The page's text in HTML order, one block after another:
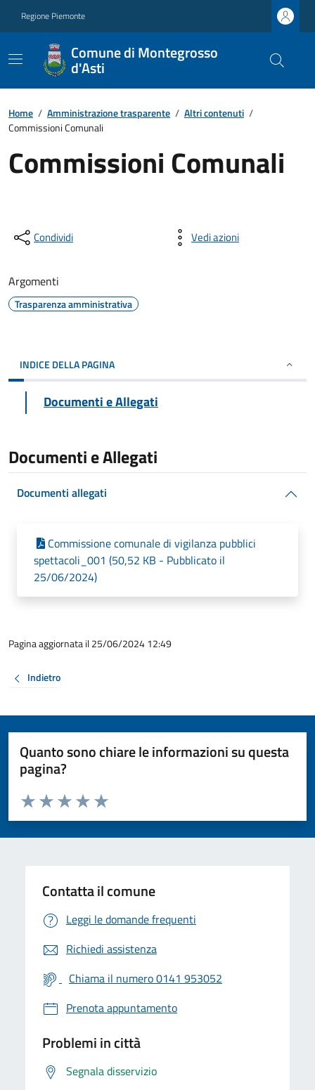
Regione Piemonte
Comune di Montegrosso
d'Asti
Home / Amministrazione trasparente / Altri contenuti /
Commissioni Comunali
Commissioni Comunali
Condividi Vedi azioni
Argomenti
Trasparenza amministrativa
INDICE DELLA PAGINA
Documenti e Allegati
Documenti e Allegati
Documenti allegati
Commissione comunale di vigilanza pubblici
spettacoli_001 (50,52 KB - Pubblicato il
25/06/2024)
Pagina aggiornata il 25/06/2024 12:49
Indietro
Quanto sono chiare le informazioni su questa
pagina?
Valuta da 1 a 5 stelle la pagina
Valuta 5 stelle su 5
Valuta 4 stelle su 5
Valuta 3 stelle su 5
Valuta 2 stelle su 5
Valuta 1 stelle su 5
Contatta il comune
Leggi le domande frequenti
Richiedi assistenza
Chiama il numero 0141 953052
Prenota appuntamento
Problemi in città
Segnala disservizio